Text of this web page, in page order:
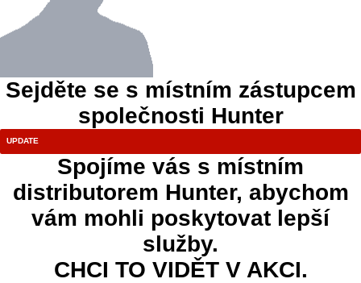
Sejděte se s místním zástupcem
společnosti Hunter
Spojíme vás s místním
distributorem Hunter, abychom
vám mohli poskytovat lepší
služby.
CHCI TO VIDĚT V AKCI.